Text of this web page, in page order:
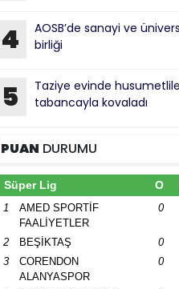
4
AOSB’de sanayi ve
birliği
5
Taziye evinde
tabancayla kovaladı
PUAN DURUMU
Süper Lig O
1
AMED SPORTİF
FAALİYETLER
0
2 BEŞİKTAŞ 0
3
CORENDON
ALANYASPOR
0